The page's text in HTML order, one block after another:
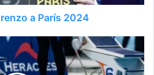
a París 2024